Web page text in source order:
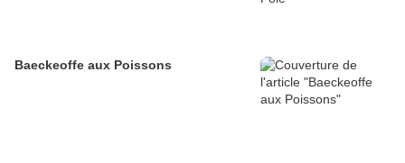
Baeckeoffe aux Poissons